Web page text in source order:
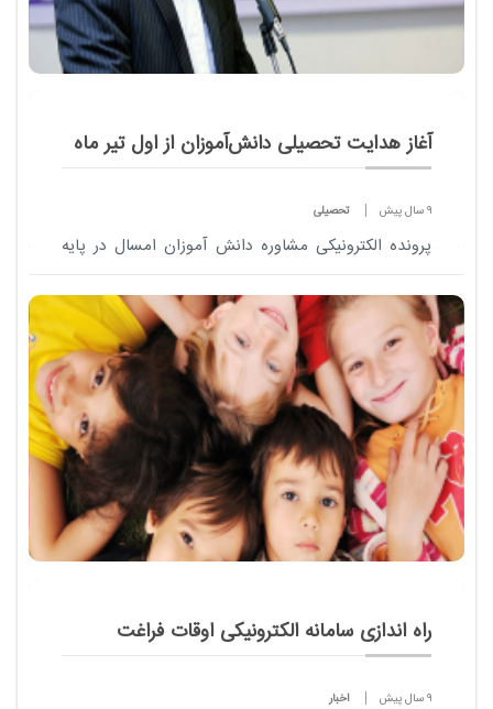
آغاز هدایت تحصیلی دانش‌آموزان از اول تیر ماه
9 سال پیش تحصیلی
پرونده الکترونیکی مشاوره دانش آموزان امسال در پایه
هشتم عملیاتی خواهد شد.
راه اندازی سامانه الکترونیکی اوقات فراغت
9 سال پیش اخبار